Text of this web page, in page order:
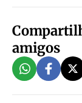
amigos